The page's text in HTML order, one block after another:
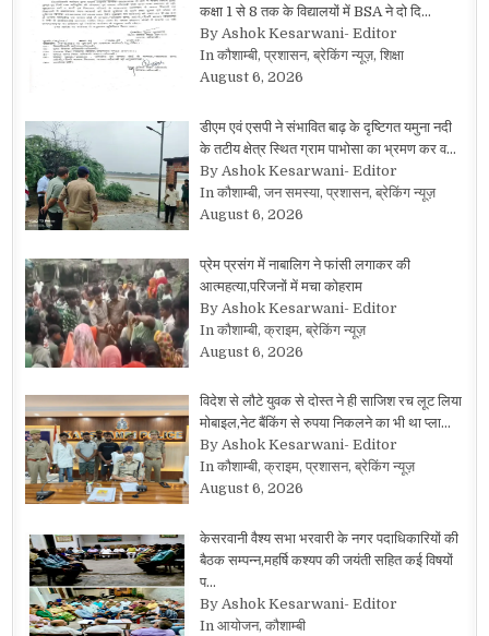
कक्षा 1 से 8 तक के विद्यालयों में BSA ने दो दि…
By Ashok Kesarwani- Editor
In कौशाम्बी, प्रशासन, ब्रेकिंग न्यूज़, शिक्षा
August 6, 2026
डीएम एवं एसपी ने संभावित बाढ़ के दृष्टिगत यमुना नदी
के तटीय क्षेत्र स्थित ग्राम पाभोसा का भ्रमण कर व…
By Ashok Kesarwani- Editor
In कौशाम्बी, जन समस्या, प्रशासन, ब्रेकिंग न्यूज़
August 6, 2026
प्रेम प्रसंग में नाबालिग ने फांसी लगाकर की
आत्महत्या,परिजनों में मचा कोहराम
By Ashok Kesarwani- Editor
In कौशाम्बी, क्राइम, ब्रेकिंग न्यूज़
August 6, 2026
विदेश से लौटे युवक से दोस्त ने ही साजिश रच लूट लिया
मोबाइल,नेट बैंकिंग से रुपया निकलने का भी था प्ला…
By Ashok Kesarwani- Editor
In कौशाम्बी, क्राइम, प्रशासन, ब्रेकिंग न्यूज़
August 6, 2026
केसरवानी वैश्य सभा भरवारी के नगर पदाधिकारियों की
बैठक सम्पन्न,महर्षि कश्यप की जयंती सहित कई विषयों
प…
By Ashok Kesarwani- Editor
In आयोजन, कौशाम्बी